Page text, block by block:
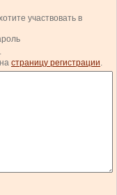
участвовать в
.
страницу регистрации.